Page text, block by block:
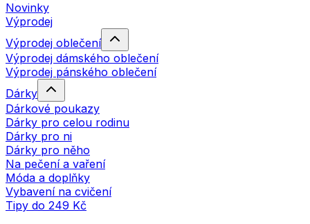
Novinky
Výprodej
Výprodej oblečení
Výprodej dámského oblečení
Výprodej pánského oblečení
Dárky
Dárkové poukazy
Dárky pro celou rodinu
Dárky pro ni
Dárky pro něho
Na pečení a vaření
Móda a doplňky
Vybavení na cvičení
Tipy do 249 Kč